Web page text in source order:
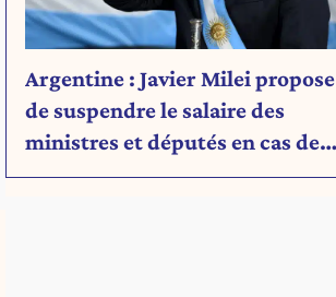
Argentine : Javier Milei propose
de suspendre le salaire des
ministres et députés en cas de
déficit budgétaire